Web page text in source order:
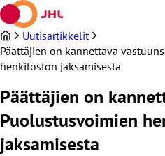
Siirry
sisältöön
Uutisartikkelit
Päättäjien on kannettava
henkilöstön jaksamisesta
Päättäjien on
Puolustusvoimien
jaksamisesta